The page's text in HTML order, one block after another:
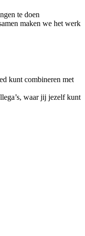
te doen
maken we het werk
kunt combineren met
waar jij jezelf kunt